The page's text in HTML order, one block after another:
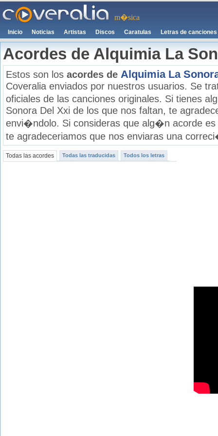
m�sica
Inicio Noticias Artistas Discos Caratulas Letras de canciones
Acordes de Alquimia La
Estos son los acordes de Alquimia La
Coveralia enviados por nuestros usuarios. Se
oficiales de las canciones originales. Si tienes
Sonora Del Xxi de los que nos faltan, te
envi�ndolo. Si consideras que alg�n acorde es
te agradeceriamos que nos enviaras una
Todas las acordes Todas las traducidas Todos los letras